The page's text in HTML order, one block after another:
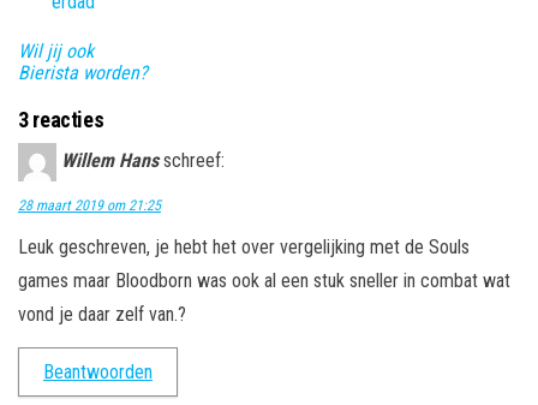
Wil jij ook
Bierista worden?
3 reacties
Willem Hans schreef:
28 maart 2019 om 21:25
Leuk geschreven, je hebt het over vergelijking met de Souls
games maar Bloodborn was ook al een stuk sneller in combat wat
vond je daar zelf van.?
Beantwoorden